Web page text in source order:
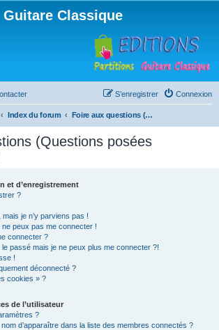
Guitare Classique
Connexion
S’enregistrer
Index du forum Foire aux questions (Questions posées fréquemment)
(Questions posées
et d’enregistrement
?
je n’y parviens pas !
peux pas me connecter !
connecter ?
passé mais je ne peux plus me connecter ?!
!
déconnecté ?
cookies » ?
de l’utilisateur
?
d’apparaître dans la liste des membres connectés ?